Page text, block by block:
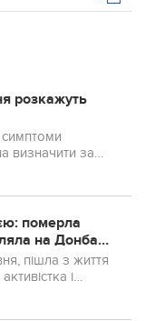
розкажуть
визначити за
померла
на Донбас
пішла з життя
і
бійцям ЗСУ